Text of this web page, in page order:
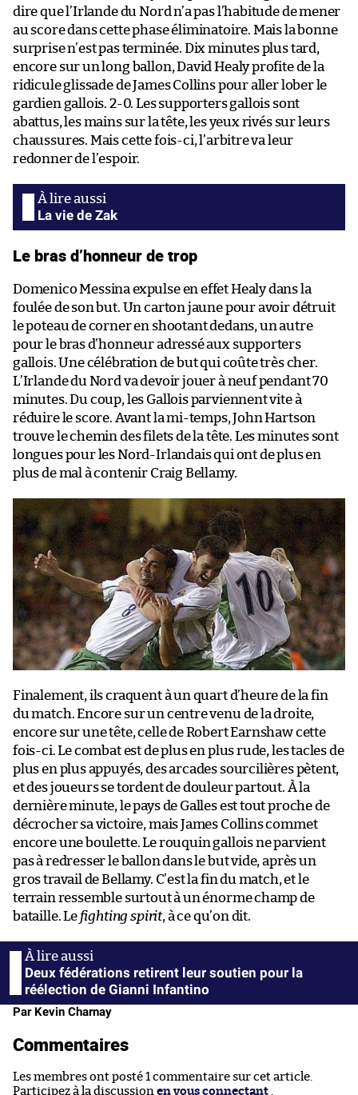
dire que l’Irlande du Nord n’a pas l’habitude de mener
au score dans cette phase éliminatoire. Mais la bonne
surprise n’est pas terminée. Dix minutes plus tard,
encore sur un long ballon, David Healy profite de la
ridicule glissade de James Collins pour aller lober le
gardien gallois. 2-0. Les supporters gallois sont
abattus, les mains sur la tête, les yeux rivés sur leurs
chaussures. Mais cette fois-ci, l’arbitre va leur
redonner de l’espoir.
La vie de Zak
Le bras d’honneur de trop
Domenico Messina expulse en effet Healy dans la
foulée de son but. Un carton jaune pour avoir détruit
le poteau de corner en shootant dedans, un autre
pour le bras d’honneur adressé aux supporters
gallois. Une célébration de but qui coûte très cher.
L’Irlande du Nord va devoir jouer à neuf pendant 70
minutes. Du coup, les Gallois parviennent vite à
réduire le score. Avant la mi-temps, John Hartson
trouve le chemin des filets de la tête. Les minutes sont
longues pour les Nord-Irlandais qui ont de plus en
plus de mal à contenir Craig Bellamy.
Finalement, ils craquent à un quart d’heure de la fin
du match. Encore sur un centre venu de la droite,
encore sur une tête, celle de Robert Earnshaw cette
fois-ci. Le combat est de plus en plus rude, les tacles de
plus en plus appuyés, des arcades sourcilières pètent,
et des joueurs se tordent de douleur partout. À la
dernière minute, le pays de Galles est tout proche de
décrocher sa victoire, mais James Collins commet
encore une boulette. Le rouquin gallois ne parvient
pas à redresser le ballon dans le but vide, après un
gros travail de Bellamy. C’est la fin du match, et le
terrain ressemble surtout à un énorme champ de
bataille. Le fighting spirit, à ce qu’on dit.
Deux fédérations retirent leur soutien pour la
réélection de Gianni Infantino
Par Kevin Charnay
Commentaires
Les membres ont posté 1 commentaire sur cet article.
Participez à la discussion en vous connectant .